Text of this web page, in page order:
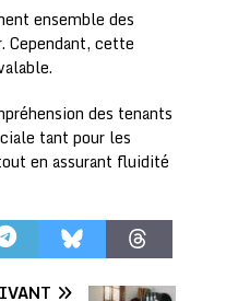
ensemble des
Cependant, cette
des tenants
tant pour les
en assurant fluidité